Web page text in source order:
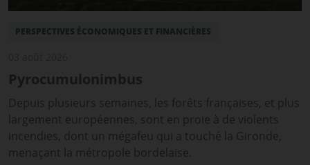
PERSPECTIVES ÉCONOMIQUES ET FINANCIÈRES
Pyrocumulonimbus
Depuis plusieurs semaines, les forêts françaises, et plus
largement européennes, sont en proie à de violents
incendies, dont un mégafeu qui a touché la Gironde,
menaçant la métropole bordelaise.